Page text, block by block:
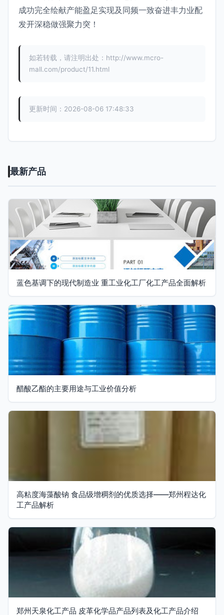
成功完全绘献产能盈足实现及同频一致奋进丰力业配
发开深稳做强聚力突！
如若转载，请注明出处：http://www.mcro-
mall.com/product/11.html
更新时间：2026-08-06 17:48:33
最新产品
蓝色基调下的现代制造业 重工业化工厂化工产品全面解析
醋酸乙酯的主要用途与工业价值分析
高粘度海藻酸钠 食品级增稠剂的优质选择——郑州程达化
工产品解析
郑州天泉化工产品 皮革化学品产品列表及化工产品介绍